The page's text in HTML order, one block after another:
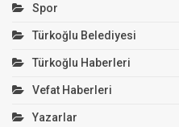
Spor
Türkoğlu Belediyesi
Türkoğlu Haberleri
Vefat Haberleri
Yazarlar